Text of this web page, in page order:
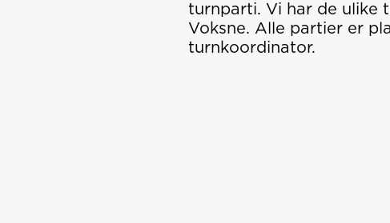
turnparti. Vi har de ulike
Voksne. Alle partier er
turnkoordinator.